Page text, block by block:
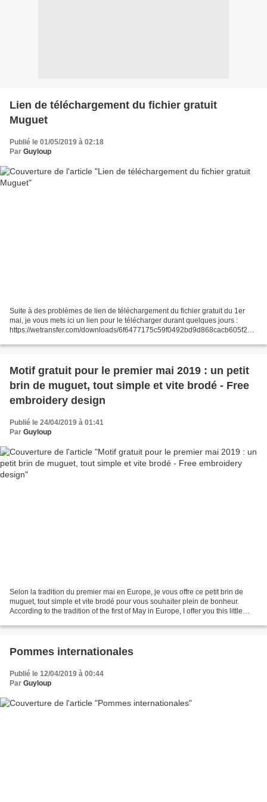
Lien de téléchargement du fichier gratuit
Muguet
Publié le 01/05/2019 à 02:18
Par Guyloup
Suite à des problèmes de lien de téléchargement du fichier gratuit du 1er
mai, je vous mets ici un lien pour le télécharger durant quelques jours :
https://wetransfer.com/downloads/6f6477175c59f0492bd9d868cacb605f201
Motif gratuit pour le premier mai 2019 : un petit
brin de muguet, tout simple et vite brodé - Free
embroidery design
Publié le 24/04/2019 à 01:41
Par Guyloup
Selon la tradition du premier mai en Europe, je vous offre ce petit brin de
muguet, tout simple et vite brodé pour vous souhaiter plein de bonheur.
According to the tradition of the first of May in Europe, I offer you this little
Pommes internationales
Publié le 12/04/2019 à 00:44
Par Guyloup